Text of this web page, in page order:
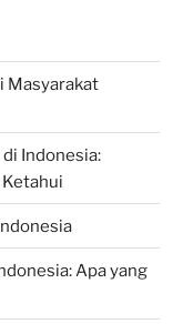
Masyarakat
Indonesia:
Apa yang